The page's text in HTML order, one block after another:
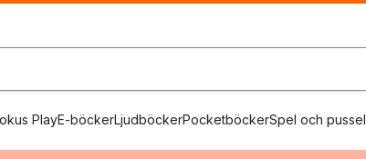
PlayE-böckerLjudböckerPocketböckerSpel och pussel